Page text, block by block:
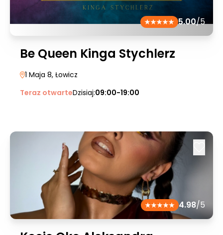
5.00/5
Be Queen Kinga Stychlerz
1 Maja 8, Łowicz
Teraz otwarteDzisiaj:09:00-19:00
4.98/5